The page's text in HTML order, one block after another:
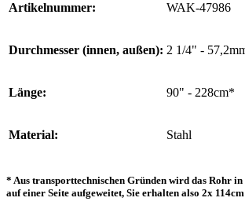
Artikelnummer: WAK-47986
Durchmesser (innen, außen): 2 1/4" -
Länge: 90" - 228cm*
Material: Stahl
* Aus transporttechnischen Gründen wird das Rohr
auf einer Seite aufgeweitet, Sie erhalten also 2x